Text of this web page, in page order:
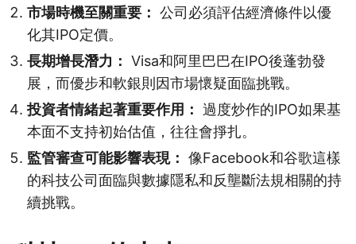
市場時機至關重要： 公司必須評估經濟條件以優
化其IPO定價。
長期增長潛力： Visa和阿里巴巴在IPO後蓬勃發
展，而優步和軟銀則因市場懷疑面臨挑戰。
投資者情緒起著重要作用： 過度炒作的IPO如果基
本面不支持初始估值，往往會掙扎。
監管審查可能影響表現： 像Facebook和谷歌這樣
的科技公司面臨與數據隱私和反壟斷法規相關的持
續挑戰。